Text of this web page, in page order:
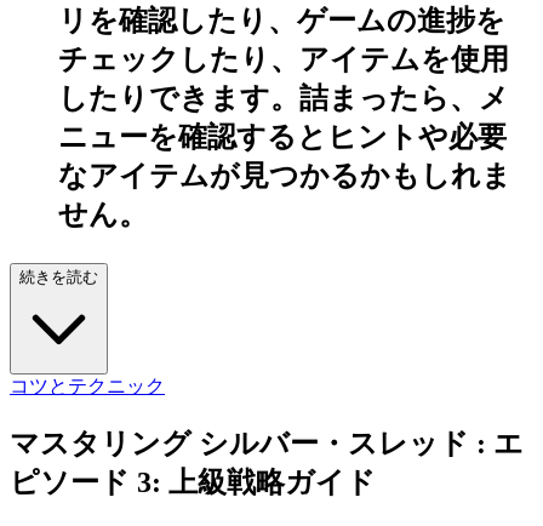
リを確認したり、ゲームの進捗を
チェックしたり、アイテムを使用
したりできます。詰まったら、メ
ニューを確認するとヒントや必要
なアイテムが見つかるかもしれま
せん。
続きを読む
コツとテクニック
マスタリング シルバー・スレッド : エ
ピソード 3: 上級戦略ガイド